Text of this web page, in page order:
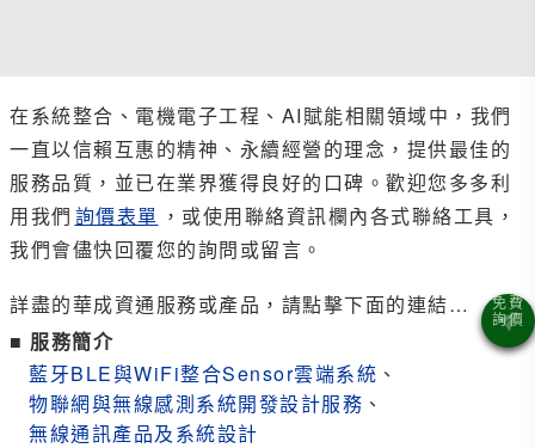
在系統整合、電機電子工程、AI賦能相關領域中，我們
一直以信賴互惠的精神、永續經營的理念，提供最佳的
服務品質，並已在業界獲得良好的口碑。歡迎您多多利
用我們 詢價表單 ，或使用聯絡資訊欄內各式聯絡工具，
我們會儘快回覆您的詢問或留言。
詳盡的華成資通服務或產品，請點擊下面的連結…
■ 服務簡介
藍牙BLE與WiFi整合Sensor雲端系統 、
物聯網與無線感測系統開發設計服務 、
無線通訊產品及系統設計